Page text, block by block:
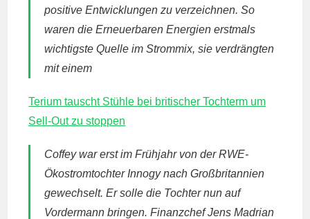
positive Entwicklungen zu verzeichnen. So
waren die Erneuerbaren Energien erstmals
wichtigste Quelle im Strommix, sie verdrängten
mit einem
Terium tauscht Stühle bei britischer Tochterm um
Sell-Out zu stoppen
Coffey war erst im Frühjahr von derRWE-
Ökostromtochter Innogy nach Großbritannien
gewechselt. Er solle die Tochter nun auf
Vordermann bringen. Finanzchef Jens Madrian